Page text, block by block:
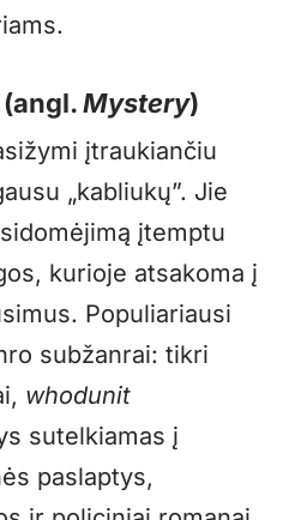
Mystery)
įtraukiančiu
„kabliukų”. Jie
įtemptu
kurioje atsakoma į
Populiariausi
subžanrai: tikri
whodunit
sutelkiamas į
paslaptys,